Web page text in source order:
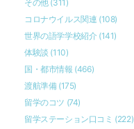
その他 (311)
コロナウイルス関連 (108)
世界の語学学校紹介 (141)
体験談 (110)
国・都市情報 (466)
渡航準備 (175)
留学のコツ (74)
留学ステーション口コミ (222)